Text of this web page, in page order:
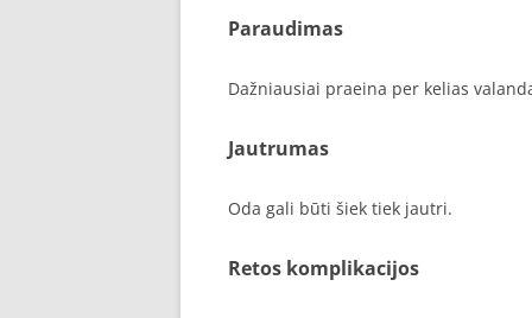
Paraudimas
Dažniausiai praeina per kelias
Jautrumas
Oda gali būti šiek tiek jautri.
Retos komplikacijos